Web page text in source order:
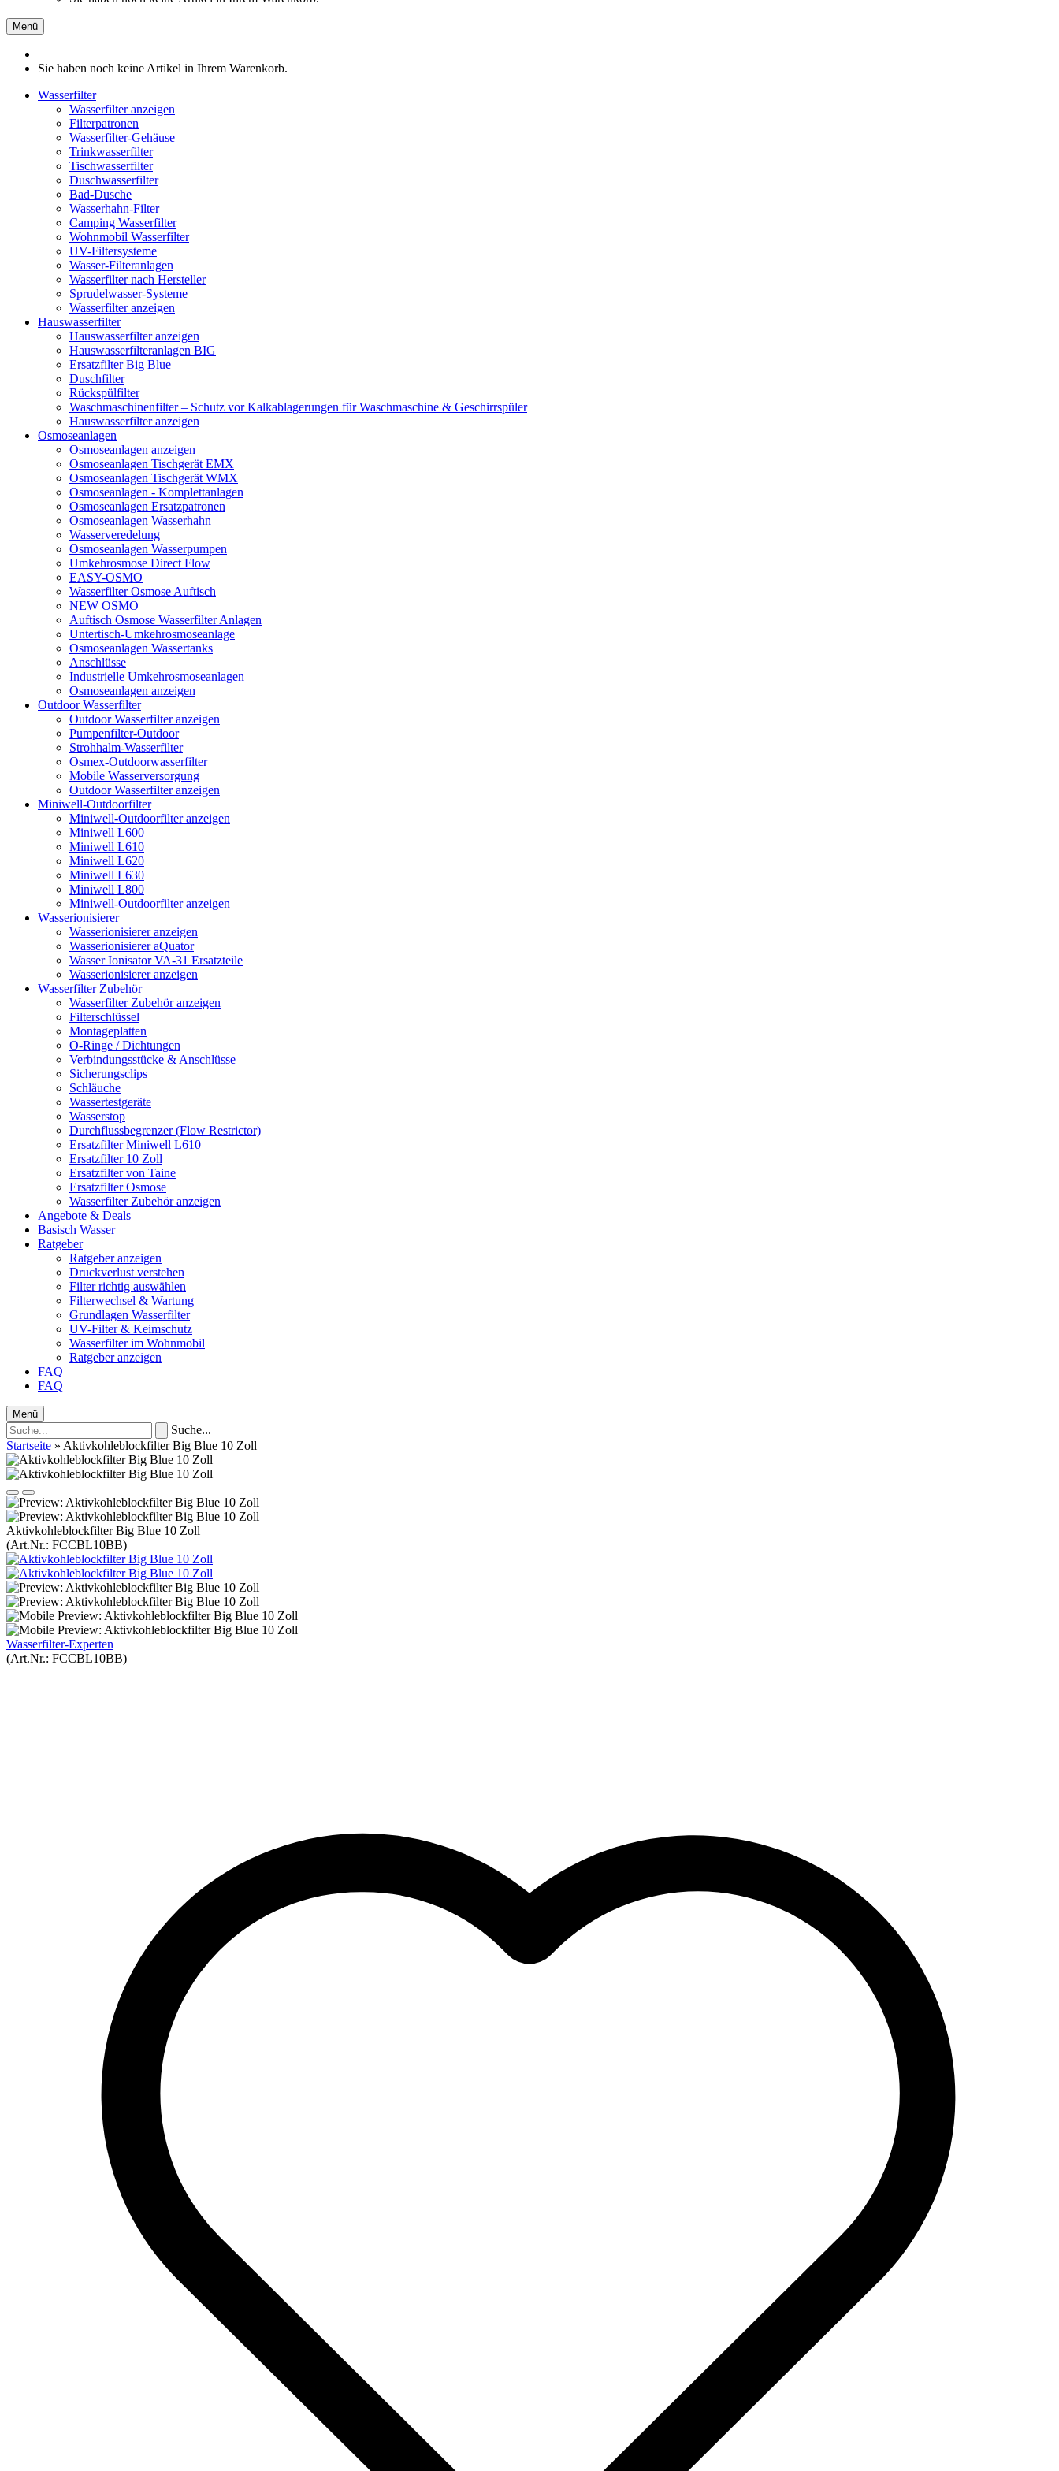
Menü
Sie haben noch keine Artikel in Ihrem Warenkorb.
Wasserfilter
Wasserfilter anzeigen
Filterpatronen
Wasserfilter-Gehäuse
Trinkwasserfilter
Tischwasserfilter
Duschwasserfilter
Bad-Dusche
Wasserhahn-Filter
Camping Wasserfilter
Wohnmobil Wasserfilter
UV-Filtersysteme
Wasser-Filteranlagen
Wasserfilter nach Hersteller
Sprudelwasser-Systeme
Wasserfilter anzeigen
Hauswasserfilter
Hauswasserfilter anzeigen
Hauswasserfilteranlagen BIG
Ersatzfilter Big Blue
Duschfilter
Rückspülfilter
Waschmaschinenfilter – Schutz vor Kalkablagerungen für Waschmaschine & Geschirrspüler
Hauswasserfilter anzeigen
Osmoseanlagen
Osmoseanlagen anzeigen
Osmoseanlagen Tischgerät EMX
Osmoseanlagen Tischgerät WMX
Osmoseanlagen - Komplettanlagen
Osmoseanlagen Ersatzpatronen
Osmoseanlagen Wasserhahn
Wasserveredelung
Osmoseanlagen Wasserpumpen
Umkehrosmose Direct Flow
EASY-OSMO
Wasserfilter Osmose Auftisch
NEW OSMO
Auftisch Osmose Wasserfilter Anlagen
Untertisch-Umkehrosmoseanlage
Osmoseanlagen Wassertanks
Anschlüsse
Industrielle Umkehrosmoseanlagen
Osmoseanlagen anzeigen
Outdoor Wasserfilter
Outdoor Wasserfilter anzeigen
Pumpenfilter-Outdoor
Strohhalm-Wasserfilter
Osmex-Outdoorwasserfilter
Mobile Wasserversorgung
Outdoor Wasserfilter anzeigen
Miniwell-Outdoorfilter
Miniwell-Outdoorfilter anzeigen
Miniwell L600
Miniwell L610
Miniwell L620
Miniwell L630
Miniwell L800
Miniwell-Outdoorfilter anzeigen
Wasserionisierer
Wasserionisierer anzeigen
Wasserionisierer aQuator
Wasser Ionisator VA-31 Ersatzteile
Wasserionisierer anzeigen
Wasserfilter Zubehör
Wasserfilter Zubehör anzeigen
Filterschlüssel
Montageplatten
O-Ringe / Dichtungen
Verbindungsstücke & Anschlüsse
Sicherungsclips
Schläuche
Wassertestgeräte
Wasserstop
Durchflussbegrenzer (Flow Restrictor)
Ersatzfilter Miniwell L610
Ersatzfilter 10 Zoll
Ersatzfilter von Taine
Ersatzfilter Osmose
Wasserfilter Zubehör anzeigen
Angebote & Deals
Basisch Wasser
Ratgeber
Ratgeber anzeigen
Druckverlust verstehen
Filter richtig auswählen
Filterwechsel & Wartung
Grundlagen Wasserfilter
UV-Filter & Keimschutz
Wasserfilter im Wohnmobil
Ratgeber anzeigen
FAQ
FAQ
Menü
Suche...
Startseite » Aktivkohleblockfilter Big Blue 10 Zoll
Aktivkohleblockfilter Big Blue 10 Zoll
(Art.Nr.: FCCBL10BB)
Wasserfilter-Experten
(Art.Nr.: FCCBL10BB)